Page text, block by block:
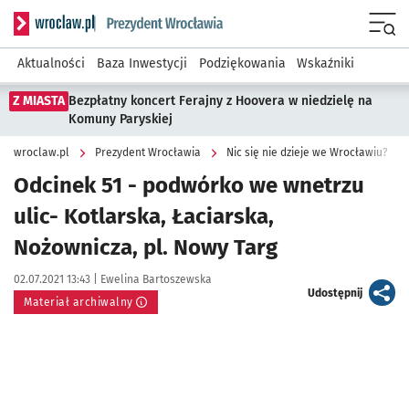
Serwis informacyjny wroclaw.pl podserwis: Prezydent
Aktualności Baza Inwestycji Podziękowania Wskaźniki
Z MIASTA Bezpłatny koncert Ferajny z Hoovera w niedzielę na
Komuny Paryskiej
wroclaw.pl Prezydent Wrocławia Nic się nie dzieje we Wrocławiu?
Odcinek 51 - podwórko we wnetrzu
ulic- Kotlarska, Łaciarska,
Nożownicza, pl. Nowy Targ
Data publikacji:
02.07.2021 13:43 | Autor:
Ewelina Bartoszewska
Materiał archiwalny
Udostępnijartykuł